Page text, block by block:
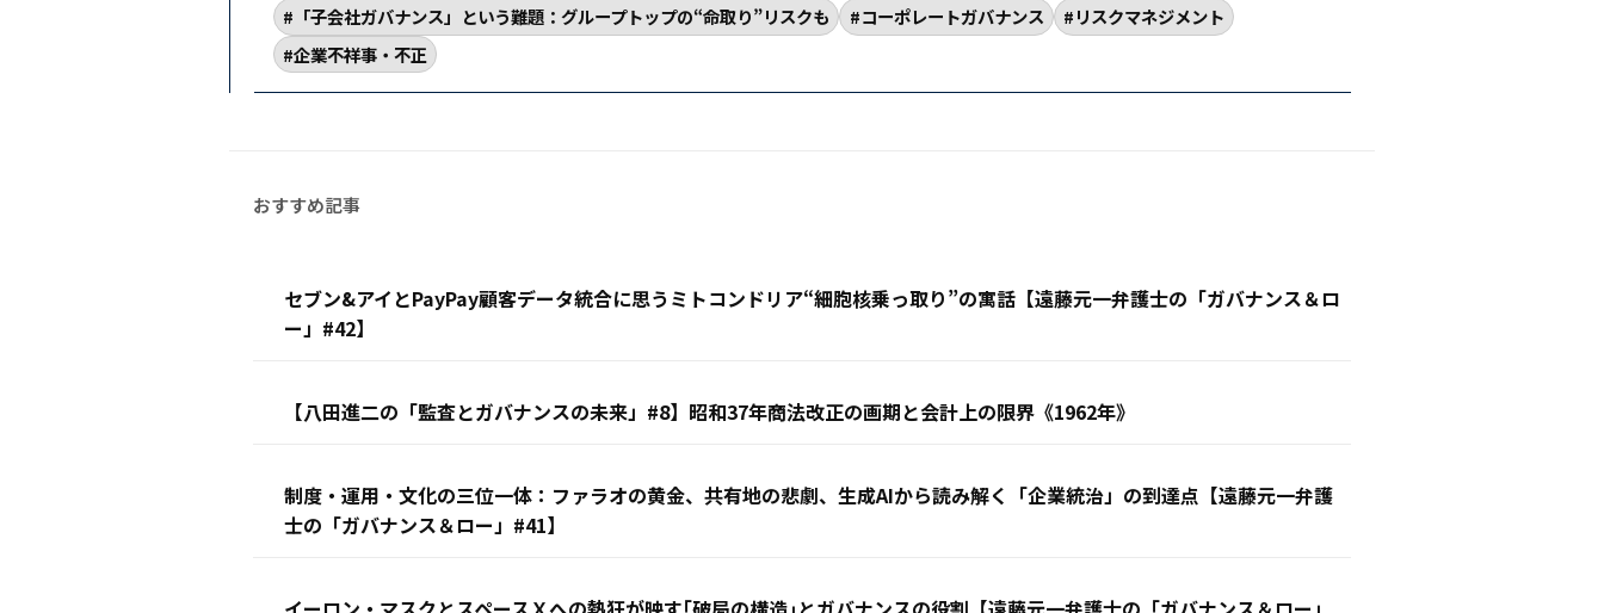
「子会社ガバナンス」という難題：グループトップの“命取り”リスクも コーポレートガバナンス
リスクマネジメント
企業不祥事・不正
セブン&アイとPayPay顧客データ統合に思うミトコンドリア“細胞核乗っ取り”の寓話【遠藤元一弁護士の「ガバナンス＆ロ
ー」#42】
【八田進二の「監査とガバナンスの未来」#8】昭和37年商法改正の画期と会計上の限界《1962年》
制度・運用・文化の三位一体：ファラオの黄金、共有地の悲劇、生成AIから読み解く「企業統治」の到達点【遠藤元一弁護
士の「ガバナンス＆ロー」#41】